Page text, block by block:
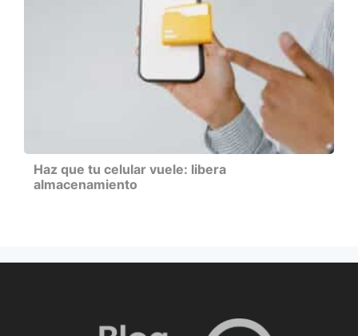
Haz que tu celular vuele: libera
almacenamiento